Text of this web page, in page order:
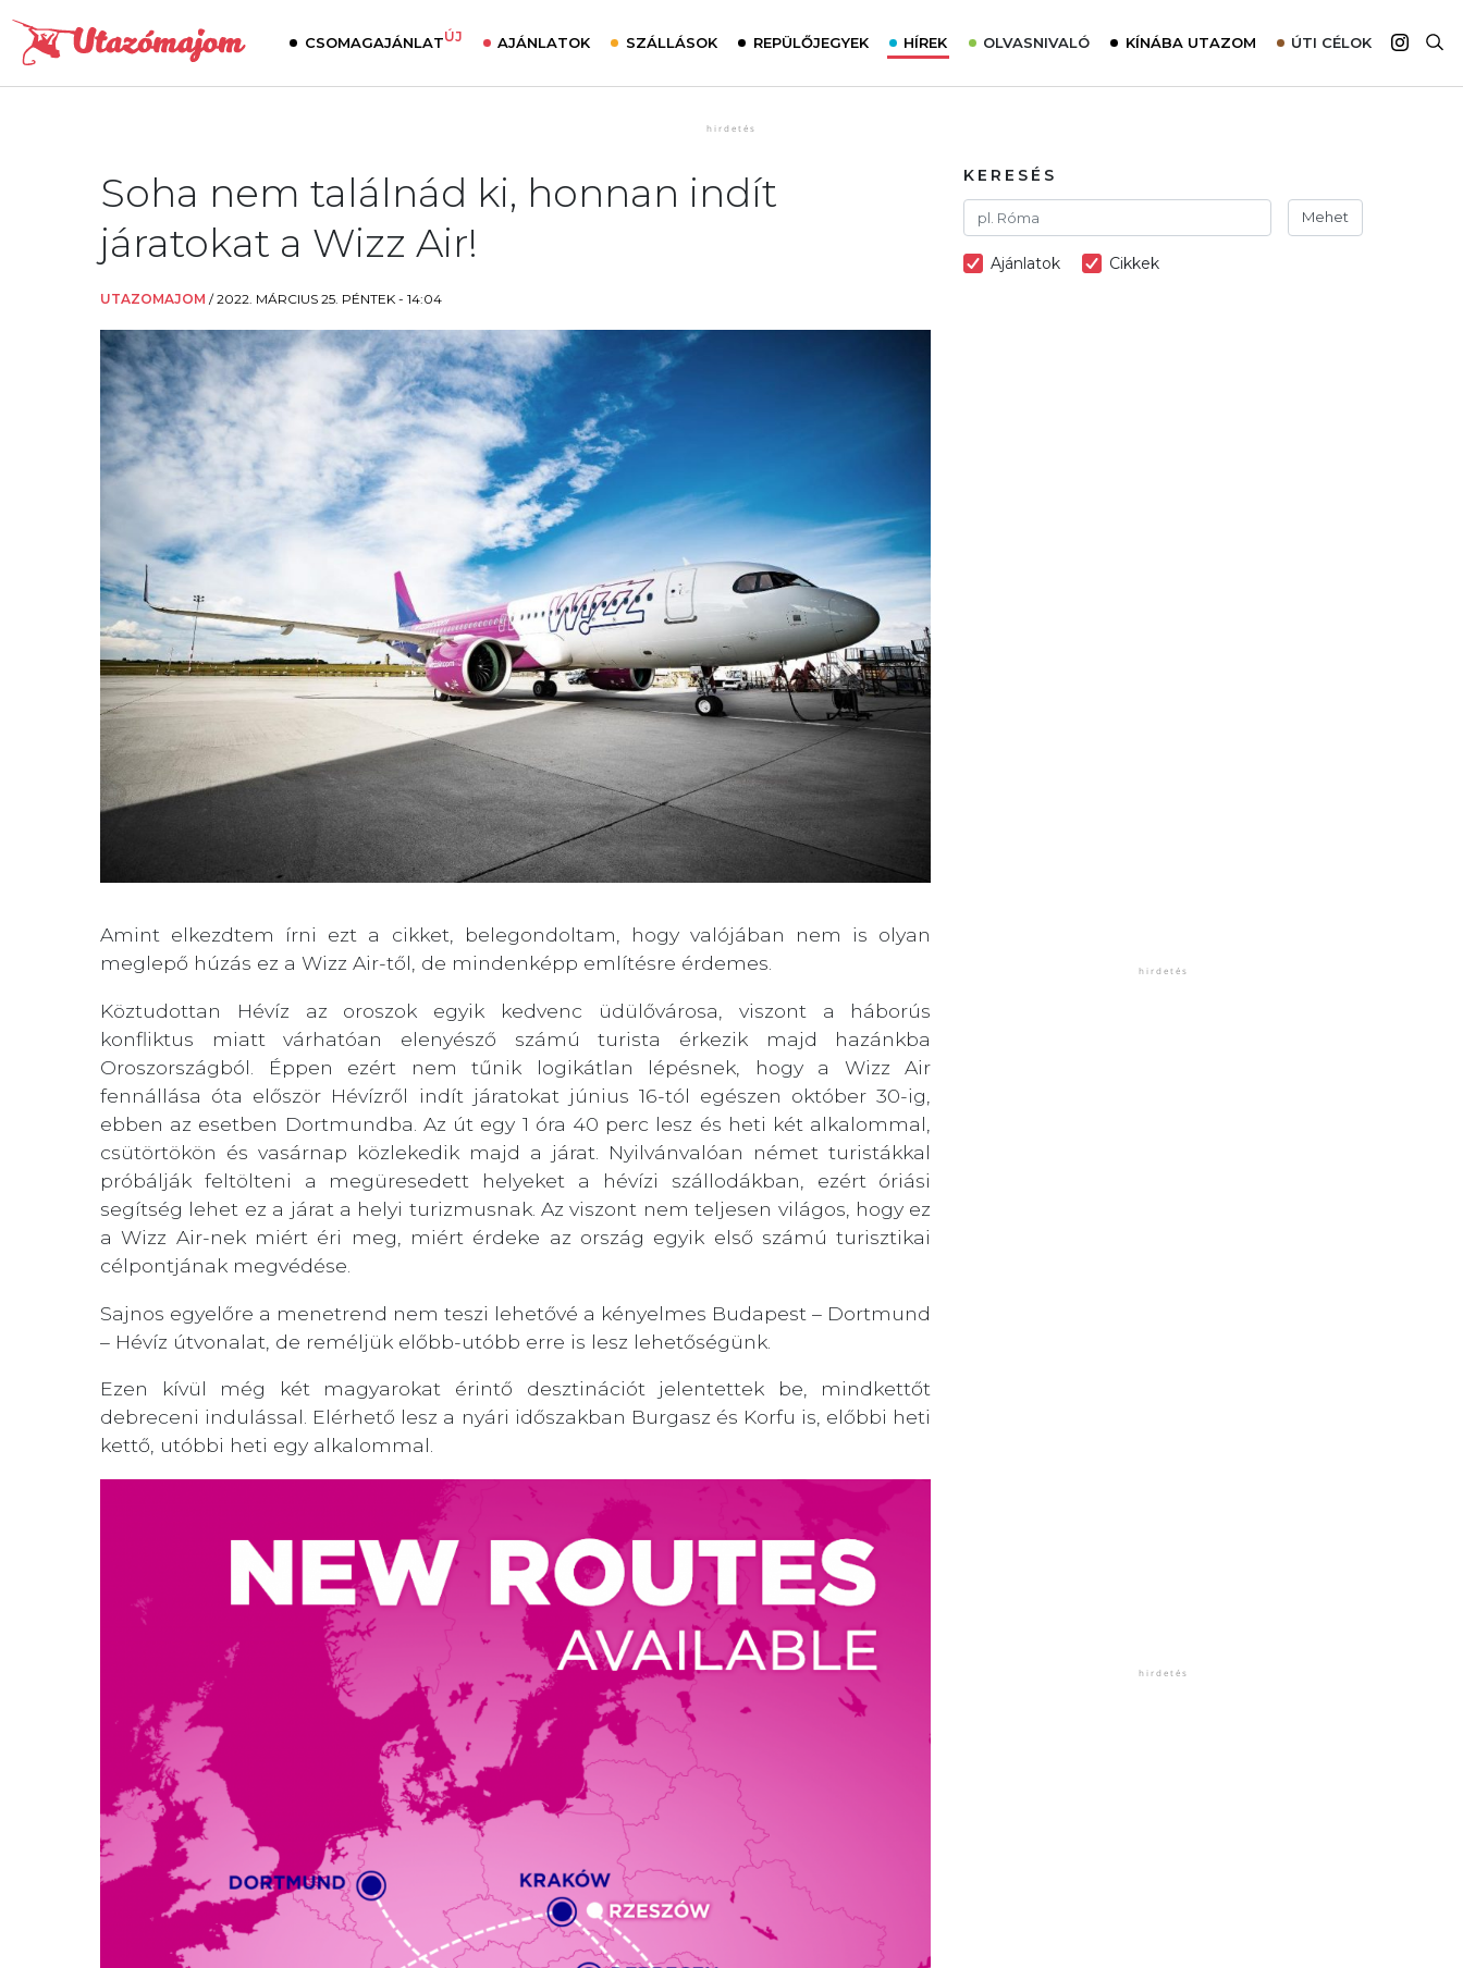
CSOMAGAJÁNLATÚJ AJÁNLATOK SZÁLLÁSOK REPÜLŐJEGYEK HÍREK OLVASNIVALÓ
Interjú
Élménybeszámolók
KÍNÁBA UTAZOM ÚTI CÉLOK
Ausztrália
Soha nem találnád ki, honnan indít
járatokat a Wizz Air!
UTAZOMAJOM /2022. MÁRCIUS 25. PÉNTEK - 14:04
Amint elkezdtem írni ezt a cikket, belegondoltam, hogy valójában nem is olyan
meglepő húzás ez a Wizz Air-től, de mindenképp említésre érdemes.
Köztudottan Hévíz az oroszok egyik kedvenc üdülővárosa, viszont a háborús
konfliktus miatt várhatóan elenyésző számú turista érkezik majd hazánkba
Oroszországból. Éppen ezért nem tűnik logikátlan lépésnek, hogy a Wizz Air
fennállása óta először Hévízről indít járatokat június 16-tól egészen október 30-ig,
ebben az esetben Dortmundba. Az út egy 1 óra 40 perc lesz és heti két alkalommal,
csütörtökön és vasárnap közlekedik majd a járat. Nyilvánvalóan német turistákkal
próbálják feltölteni a megüresedett helyeket a hévízi szállodákban, ezért óriási
segítség lehet ez a járat a helyi turizmusnak. Az viszont nem teljesen világos, hogy ez
a Wizz Air-nek miért éri meg, miért érdeke az ország egyik első számú turisztikai
célpontjának megvédése.
Sajnos egyelőre a menetrend nem teszi lehetővé a kényelmes Budapest – Dortmund
– Hévíz útvonalat, de reméljük előbb-utóbb erre is lesz lehetőségünk.
Ezen kívül még két magyarokat érintő desztinációt jelentettek be, mindkettőt
debreceni indulással. Elérhető lesz a nyári időszakban Burgasz és Korfu is, előbbi heti
kettő, utóbbi heti egy alkalommal.
KERESÉS
Mehet
Ajánlatok Cikkek